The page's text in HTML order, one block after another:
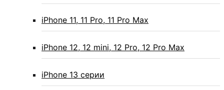
iPhone 11, 11 Pro, 11 Pro Max
iPhone 12, 12 mini, 12 Pro, 12 Pro Max
iPhone 13 серии